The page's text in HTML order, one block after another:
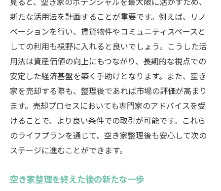
新たな活用法を計画することが重要です。例えば、リノ
ベーションを行い、賃貸物件やコミュニティスペースと
しての利用も視野に入れると良いでしょう。こうした活
用法は資産価値の向上にもつながり、長期的な視点での
安定した経済基盤を築く手助けとなります。また、空き
家を売却する際も、整理後であれば市場の評価が高まり
ます。売却プロセスにおいても専門家のアドバイスを受
けることで、より良い条件での取引が可能です。これら
のライフプランを通じて、空き家整理後も安心して次の
ステージに進むことができます。
空き家整理を終えた後の新たな一歩